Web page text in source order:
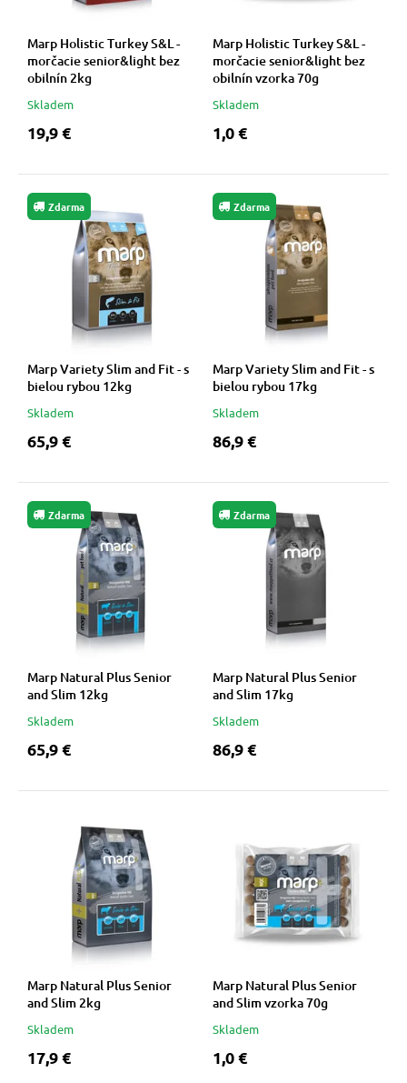
Marp Holistic Turkey S&L -
morčacie senior&light bez
obilnín 2kg
Skladem
19,9 €
Marp Holistic Turkey S&L -
morčacie senior&light bez
obilnín vzorka 70g
Skladem
1,0 €
Zdarma
Marp Variety Slim and Fit - s
bielou rybou 12kg
Skladem
65,9 €
Zdarma
Marp Variety Slim and Fit - s
bielou rybou 17kg
Skladem
86,9 €
Zdarma
Marp Natural Plus Senior
and Slim 12kg
Skladem
65,9 €
Zdarma
Marp Natural Plus Senior
and Slim 17kg
Skladem
86,9 €
Marp Natural Plus Senior
and Slim 2kg
Skladem
17,9 €
Marp Natural Plus Senior
and Slim vzorka 70g
Skladem
1,0 €